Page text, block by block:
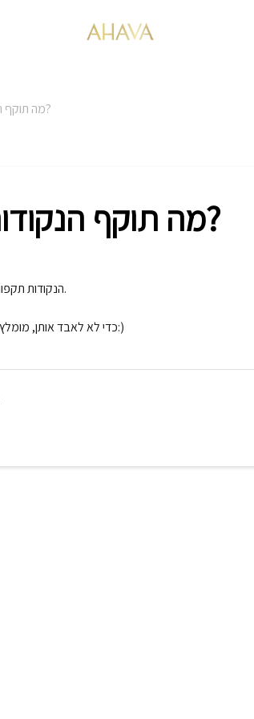
מה תוקף הנקודות שצברתי?
מה תוקף הנקודות שצברתי?
הנקודות תקפות ל-12 חודשים מרגע צבירתן.
כדי לא לאבד אותן, מומלץ לנצל אותן לפני תום התקופה:)